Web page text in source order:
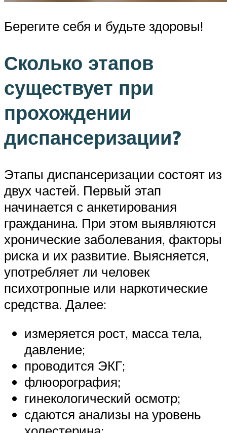
Берегите себя и будьте здоровы!
Сколько этапов
существует при
прохождении
диспансеризации?
Этапы диспансеризации состоят из
двух частей. Первый этап
начинается с анкетирования
гражданина. При этом выявляются
хронические заболевания, факторы
риска и их развитие. Выясняется,
употребляет ли человек
психотропные или наркотические
средства. Далее:
измеряется рост, масса тела,
давление;
проводится ЭКГ;
флюорография;
гинекологический осмотр;
сдаются анализы на уровень